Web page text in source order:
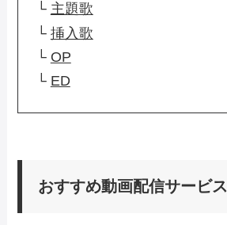
└ 主題歌
└ 挿入歌
└ OP
└ ED
おすすめ動画配信サービス